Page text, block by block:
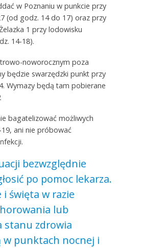
w Poznaniu w punkcie przy
(od godz. 14 do 17) oraz przy
1 przy lodowisku
14-18).
noworocznym poza
będzie swarzędzki punkt przy
Wymazy będą tam pobierane
bagatelizować możliwych
ani nie próbować
bezwzględnie
po pomoc lekarza.
święta w razie
lub
stanu zdrowia
w punktach nocnej i